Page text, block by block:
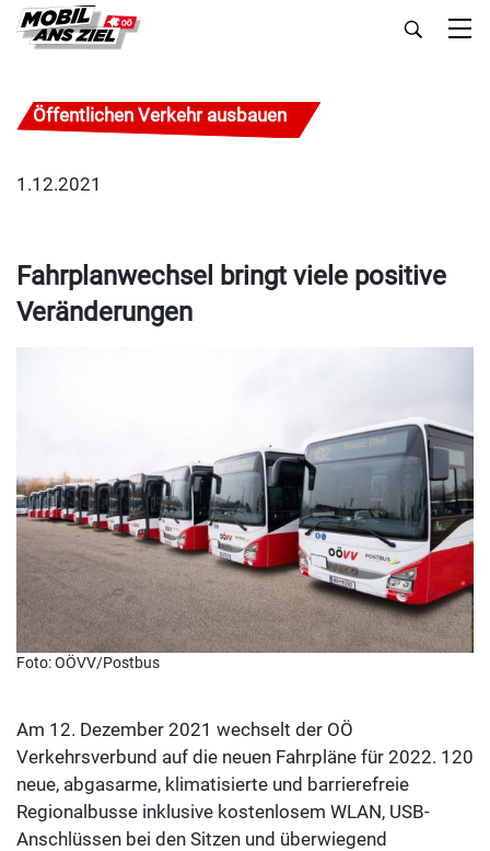
Öffentlichen Verkehr ausbauen
1.12.2021
Fahrplanwechsel bringt viele positive
Veränderungen
Foto: OÖVV/Postbus
Am 12. Dezember 2021 wechselt der OÖ
Verkehrsverbund auf die neuen Fahrpläne für 2022. 120
neue, abgasarme, klimatisierte und barrierefreie
Regionalbusse inklusive kostenlosem WLAN, USB-
Anschlüssen bei den Sitzen und überwiegend